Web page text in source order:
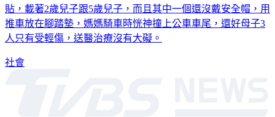
貼，載著2歲兒子跟5歲兒子，而且其中一個還沒戴安全帽，用
推車放在腳踏墊，媽媽騎車時恍神撞上公車車尾，還好母子3
人只有受輕傷，送醫治療沒有大礙。
社會